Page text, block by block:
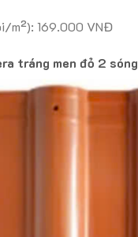
m²): 169.000 VNĐ
tráng men đỏ 2 sóng